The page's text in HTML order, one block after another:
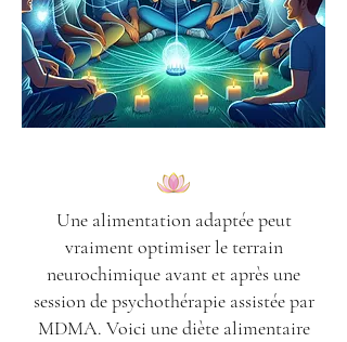
Une alimentation adaptée peut
vraiment optimiser le terrain
neurochimique avant et après une
session de psychothérapie assistée par
MDMA. Voici une diète alimentaire